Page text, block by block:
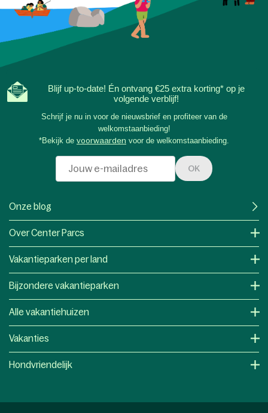
Blijf up-to-date! Én ontvang €25 extra korting* op je
volgende verblijf!
Schrijf je nu in voor de nieuwsbrief en profiteer van de
welkomstaanbieding!
*Bekijk de voorwaarden voor de welkomstaanbieding.
OK
Onze blog
Over Center Parcs
Vakantieparken per land
Bijzondere vakantieparken
Alle vakantiehuizen
Vakanties
Hondvriendelijk